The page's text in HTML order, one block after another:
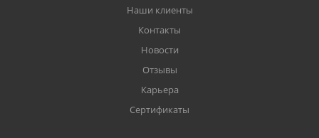
Наши клиенты
Контакты
Новости
Отзывы
Карьера
Сертификаты